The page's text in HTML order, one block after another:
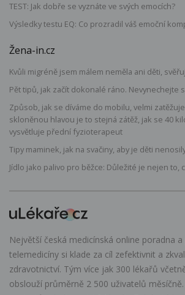
TEST: Jak dobře se vyznáte ve svých emocích?
Výsledky testu EQ: Co prozradil váš emoční
Žena-in.cz
Kvůli migréně jsem málem neměla ani děti,
Pět tipů, jak začít dokonalé ráno. Nevynechejte
Způsob, jak se díváme do mobilu, velmi
skloněnou hlavou je to stejná zátěž, jak se 40
vysvětluje přední fyzioterapeut
Tipy maminek, jak na svačiny, aby je děti
Jídlo jako palivo pro běžce: Důležité je nejen to,
Největší česká medicínská online poradna
telemedicíny si klade za cíl zefektivnit a
zdravotnictví. Tým více jak 300 lékařů
obslouží průměrně 2 500 uživatelů